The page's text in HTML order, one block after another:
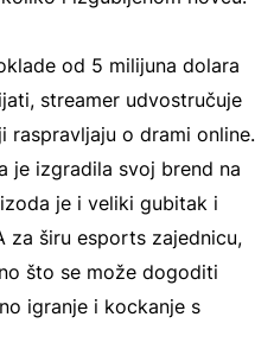
od 5 milijuna dolara
streamer udvostručuje
raspravljaju o drami online.
je izgradila svoj brend na
je i veliki gubitak i
za širu esports zajednicu,
što se može dogoditi
igranje i kockanje s